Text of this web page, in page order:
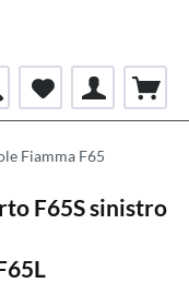
Fiamma F65
F65S sinistro